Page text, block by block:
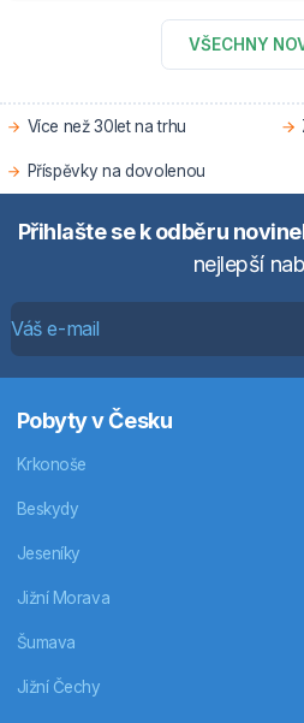
VŠECHNY
Více než 30let na trhu
Příspěvky na dovolenou
Přihlašte se k odběru
nejlepší
Pobyty v Česku
Krkonoše
Beskydy
Jeseníky
Jižní Morava
Šumava
Jižní Čechy